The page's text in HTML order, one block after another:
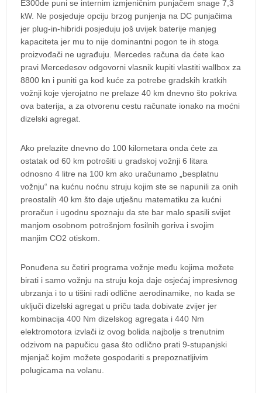
E300de puni se internim izmjeničnim punjačem snage 7,3
kW. Ne posjeduje opciju brzog punjenja na DC punjačima
jer plug-in-hibridi posjeduju još uvijek baterije manjeg
kapaciteta jer mu to nije dominantni pogon te ih stoga
proizvođači ne ugrađuju. Mercedes računa da ćete kao
pravi Mercedesov odgovorni vlasnik kupiti vlastiti wallbox za
8800 kn i puniti ga kod kuće za potrebe gradskih kratkih
vožnji koje vjerojatno ne prelaze 40 km dnevno što pokriva
ova baterija, a za otvorenu cestu računate ionako na moćni
dizelski agregat.
Ako prelazite dnevno do 100 kilometara onda ćete za
ostatak od 60 km potrošiti u gradskoj vožnji 6 litara
odnosno 4 litre na 100 km ako uračunamo „besplatnu
vožnju“ na kućnu noćnu struju kojim ste se napunili za onih
preostalih 40 km što daje utješnu matematiku za kućni
proračun i ugodnu spoznaju da ste bar malo spasili svijet
manjom osobnom potrošnjom fosilnih goriva i svojim
manjim CO2 otiskom.
Ponuđena su četiri programa vožnje među kojima možete
birati i samo vožnju na struju koja daje osjećaj impresivnog
ubrzanja i to u tišini radi odlične aerodinamike, no kada se
uključi dizelski agregat u priču tada dobivate zvijer jer
kombinacija 400 Nm dizelskog agregata i 440 Nm
elektromotora izvlači iz ovog bolida najbolje s trenutnim
odzivom na papučicu gasa što odlično prati 9-stupanjski
mjenjač kojim možete gospodariti s prepoznatljivim
polugicama na volanu.